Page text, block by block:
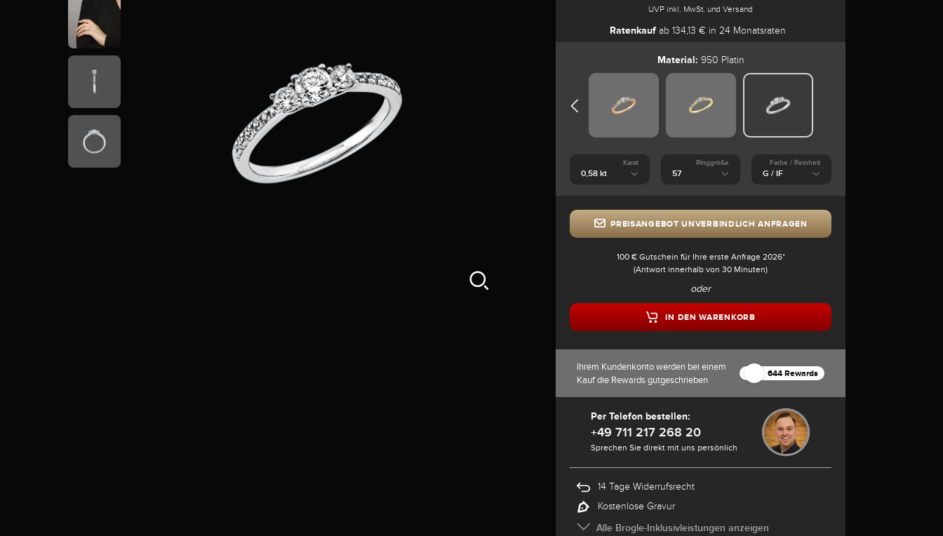
UVP inkl. MwSt. und Versand
Ratenkauf ab 134,13 € in 24 Monatsraten
Material: 950 Platin
Karat Ringgröße Farbe / Reinheit
PREISANGEBOT UNVERBINDLICH ANFRAGEN
100 € Gutschein für Ihre erste Anfrage 2026*
(Antwort innerhalb von 30 Minuten)
oder
IN DEN WARENKORB
Ihrem Kundenkonto werden bei einem
Kauf die Rewards gutgeschrieben
644 Rewards
Per Telefon bestellen:
+49 711 217 268 20
Sprechen Sie direkt mit uns persönlich
14 Tage Widerrufsrecht
Kostenlose Gravur
Alle Brogle-Inklusivleistungen anzeigen